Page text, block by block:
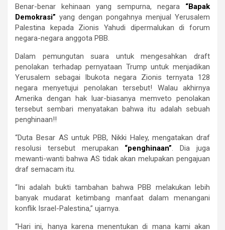
Benar-benar kehinaan yang sempurna, negara “Bapak
Demokrasi” yang dengan pongahnya menjual Yerusalem
Palestina kepada Zionis Yahudi dipermalukan di forum
negara-negara anggota PBB.
Dalam pemungutan suara untuk mengesahkan draft
penolakan terhadap pernyataan Trump untuk menjadikan
Yerusalem sebagai Ibukota negara Zionis ternyata 128
negara menyetujui penolakan tersebut! Walau akhirnya
Amerika dengan hak luar-biasanya memveto penolakan
tersebut sembari menyatakan bahwa itu adalah sebuah
penghinaan!!
“Duta Besar AS untuk PBB, Nikki Haley, mengatakan draf
resolusi tersebut merupakan “penghinaan”. Dia juga
mewanti-wanti bahwa AS tidak akan melupakan pengajuan
draf semacam itu.
“Ini adalah bukti tambahan bahwa PBB melakukan lebih
banyak mudarat ketimbang manfaat dalam menangani
konflik Israel-Palestina,” ujarnya.
“Hari ini, hanya karena menentukan di mana kami akan